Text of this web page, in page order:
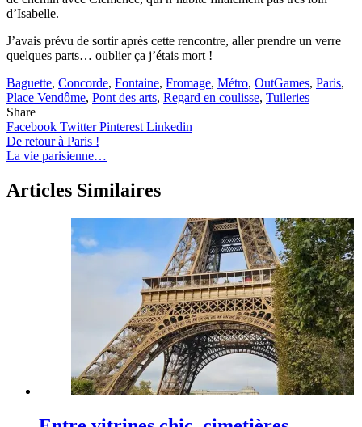
d’Isabelle.
J’avais prévu de sortir après cette rencontre, aller prendre un verre
quelques parts… oublier ça j’étais mort !
Baguette, Concorde, Fontaine, Fromage, Métro, OutGames, Paris,
Place Vendôme, Pont des arts, Regard en coulisse, Tuileries
Share
Facebook TwitterPinterest Linkedin
Navigation
de
l’article
De retour à Paris !
La vie parisienne…
Articles Similaires